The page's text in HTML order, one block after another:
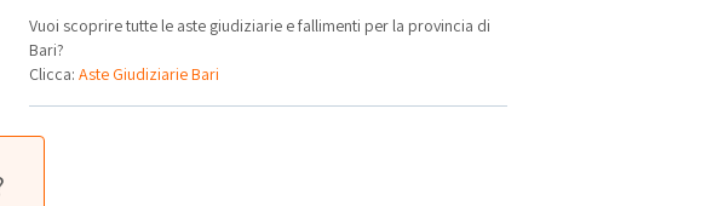
Vuoi scoprire tutte le aste giudiziarie e fallimenti per la provincia di
Bari?
Clicca:Aste Giudiziarie Bari